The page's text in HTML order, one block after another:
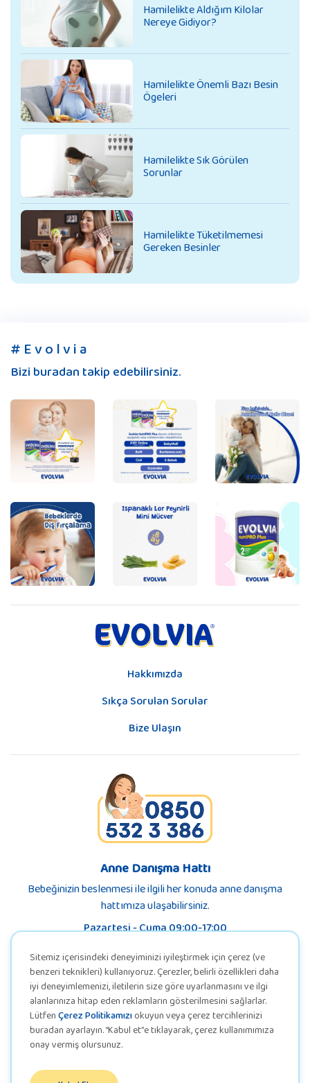
Hamilelikte Aldığım Kilolar
Nereye Gidiyor?
Hamilelikte Önemli Bazı Besin
Ögeleri
Hamilelikte Sık Görülen
Sorunlar
Hamilelikte Tüketilmemesi
Gereken Besinler
# E v o l v i a
Bizi buradan takip edebilirsiniz.
Hakkımızda
Sıkça Sorulan Sorular
Bize Ulaşın
Anne Danışma Hattı
Bebeğinizin beslenmesi ile ilgili her konuda anne danışma
hattımıza ulaşabilirsiniz.
Pazartesi - Cuma 09:00-17:00
Sitemiz içerisindeki deneyiminizi iyileştirmek için çerez (ve
benzeri teknikleri) kullanıyoruz. Çerezler, belirli özellikleri daha
iyi deneyimlemenizi, iletilerin size göre uyarlanmasını ve ilgi
alanlarınıza hitap eden reklamların gösterilmesini sağlarlar.
LütfenÇerez Politikamızı okuyun veya çerez tercihlerinizi
buradan ayarlayın. “Kabul et”e tıklayarak, çerez kullanımımıza
onay vermiş olursunuz.